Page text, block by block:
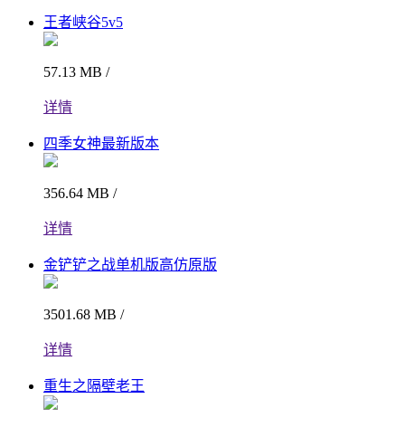
王者峡谷5v5
57.13 MB /
详情
四季女神最新版本
356.64 MB /
详情
金铲铲之战单机版高仿原版
3501.68 MB /
详情
重生之隔壁老王